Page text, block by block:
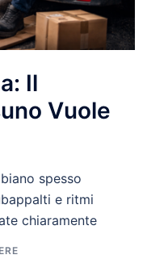
Il
Vuole
spesso
e ritmi
chiaramente